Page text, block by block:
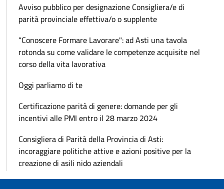
Avviso pubblico per designazione Consigliera/e di
parità provinciale effettiva/o o supplente
“Conoscere Formare Lavorare": ad Asti una tavola
rotonda su come validare le competenze acquisite nel
corso della vita lavorativa
Oggi parliamo di te
Certificazione parità di genere: domande per gli
incentivi alle PMI entro il 28 marzo 2024
Consigliera di Parità della Provincia di Asti:
incoraggiare politiche attive e azioni positive per la
creazione di asili nido aziendali